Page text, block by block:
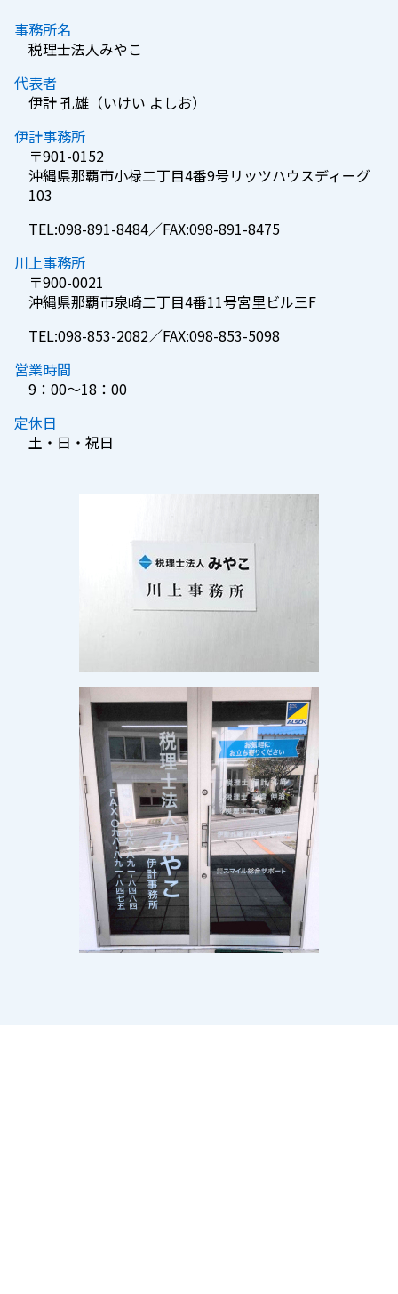
事務所名
税理士法人みやこ
代表者
伊計 孔雄（いけい よしお）
伊計事務所
〒901-0152
沖縄県那覇市小禄二丁目4番9号リッツハウスディーグ
103
TEL:098-891-8484／FAX:098-891-8475
川上事務所
〒900-0021
沖縄県那覇市泉崎二丁目4番11号宮里ビル三F
TEL:098-853-2082／FAX:098-853-5098
営業時間
9：00～18：00
定休日
土・日・祝日